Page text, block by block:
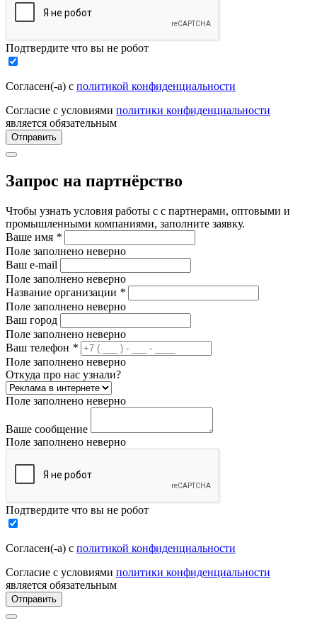
Подтвердите что вы не робот
Согласен(-а) с политикой конфиденциальности
Согласие с условиями политики конфиденциальности
является обязательным
Отправить
Запрос на партнёрство
Чтобы узнать условия работы с с партнерами, оптовыми и
промышленными компаниями, заполните заявку.
Ваше имя *
Поле заполнено неверно
Ваш e-mail
Поле заполнено неверно
Название организации *
Поле заполнено неверно
Ваш город
Поле заполнено неверно
Ваш телефон *
Поле заполнено неверно
Откуда про нас узнали?
Поле заполнено неверно
Ваше сообщение
Поле заполнено неверно
Подтвердите что вы не робот
Согласен(-а) с политикой конфиденциальности
Согласие с условиями политики конфиденциальности
является обязательным
Отправить